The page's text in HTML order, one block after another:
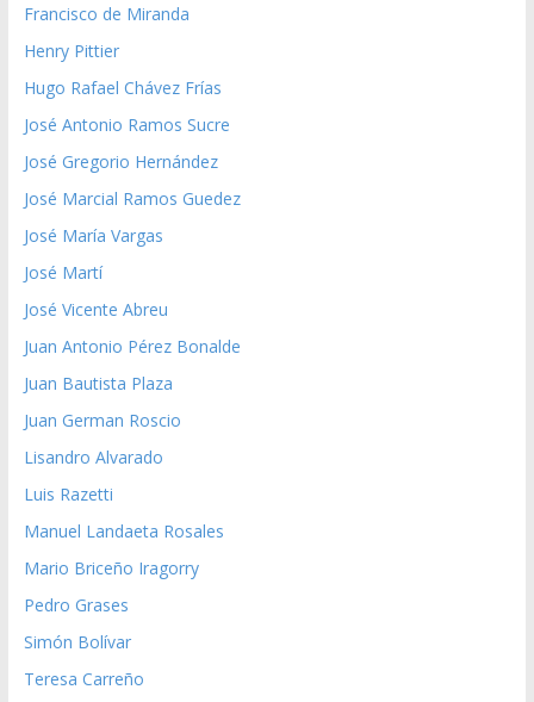
Francisco de Miranda
Henry Pittier
Hugo Rafael Chávez Frías
José Antonio Ramos Sucre
José Gregorio Hernández
José Marcial Ramos Guedez
José María Vargas
José Martí
José Vicente Abreu
Juan Antonio Pérez Bonalde
Juan Bautista Plaza
Juan German Roscio
Lisandro Alvarado
Luis Razetti
Manuel Landaeta Rosales
Mario Briceño Iragorry
Pedro Grases
Simón Bolívar
Teresa Carreño